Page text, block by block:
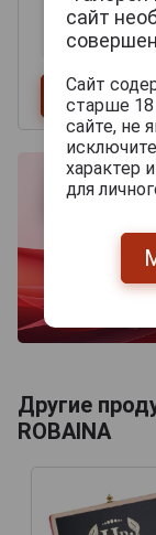
Другие
ROBAINA
сайт
Сайт
старше
сайте, не
характер
для